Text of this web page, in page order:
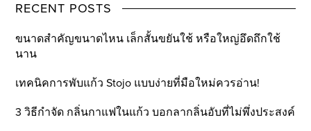
RECENT POSTS
ขนาดสำคัญขนาดไหน เล็กสั้นขยันใช้ หรือใหญ่อึดถึกใช้
นาน
เทคนิคการพับแก้ว Stojo แบบง่ายที่มือใหม่ควรอ่าน!
3 วิธีกำจัด กลิ่นกาแฟในแก้ว บอกลากลิ่นอับที่ไม่พึ่งประสงค์